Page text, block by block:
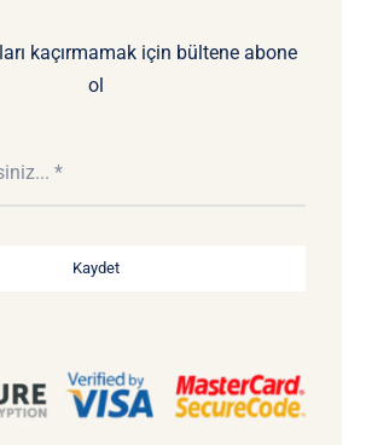
kaçırmamak için bültene abone
ol
Kaydet